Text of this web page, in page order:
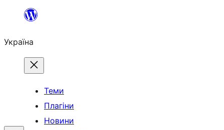
Перейти
вмісту
Україна
Теми
Плагіни
Новини